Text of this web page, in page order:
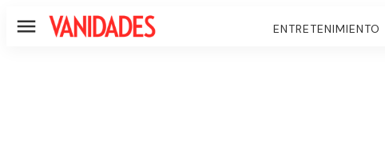
Menú ENTRETENIMIENTO